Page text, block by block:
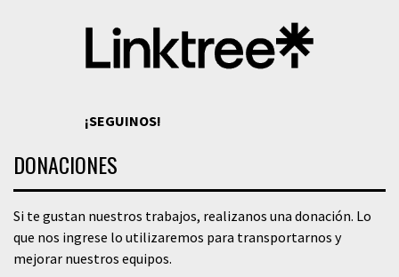
¡SEGUINOS!
DONACIONES
Si te gustan nuestros trabajos, realizanos una donación. Lo
que nos ingrese lo utilizaremos para transportarnos y
mejorar nuestros equipos.